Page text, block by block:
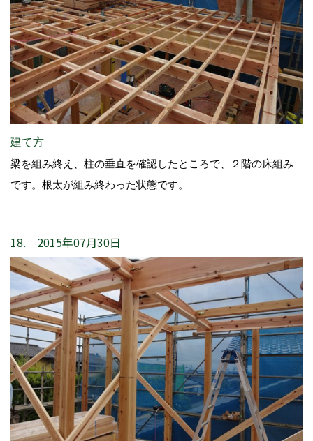
建て方
梁を組み終え、柱の垂直を確認したところで、２階の床組み
です。根太が組み終わった状態です。
18. 2015年07月30日